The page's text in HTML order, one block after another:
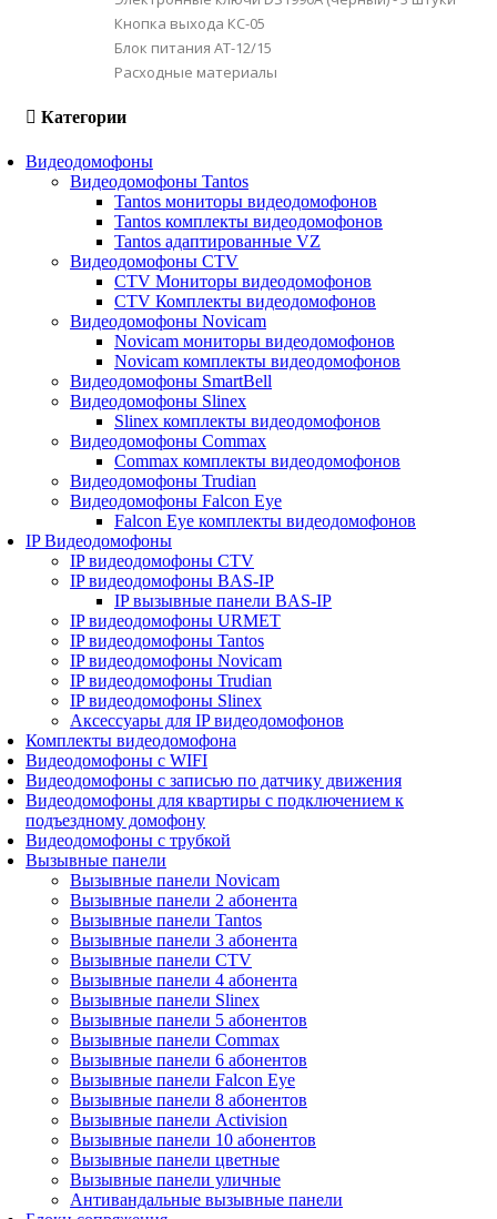
Кнопка выхода КС-05
Блок питания AT-12/15
Расходные материалы
Категории
Видеодомофоны
Видеодомофоны Tantos
Tantos мониторы видеодомофонов
Tantos комплекты видеодомофонов
Tantos адаптированные VZ
Видеодомофоны CTV
CTV Мониторы видеодомофонов
CTV Комплекты видеодомофонов
Видеодомофоны Novicam
Novicam мониторы видеодомофонов
Novicam комплекты видеодомофонов
Видеодомофоны SmartBell
Видеодомофоны Slinex
Slinex комплекты видеодомофонов
Видеодомофоны Commax
Commax комплекты видеодомофонов
Видеодомофоны Trudian
Видеодомофоны Falcon Eye
Falcon Eye комплекты видеодомофонов
IP Видеодомофоны
IP видеодомофоны CTV
IP видеодомофоны BAS-IP
IP вызывные панели BAS-IP
IP видеодомофоны URMET
IP видеодомофоны Tantos
IP видеодомофоны Novicam
IP видеодомофоны Trudian
IP видеодомофоны Slinex
Аксессуары для IP видеодомофонов
Комплекты видеодомофона
Видеодомофоны с WIFI
Видеодомофоны с записью по датчику движения
Видеодомофоны для квартиры с подключением к
подъездному домофону
Видеодомофоны с трубкой
Вызывные панели
Вызывные панели Novicam
Вызывные панели 2 абонента
Вызывные панели Tantos
Вызывные панели 3 абонента
Вызывные панели CTV
Вызывные панели 4 абонента
Вызывные панели Slinex
Вызывные панели 5 абонентов
Вызывные панели Commax
Вызывные панели 6 абонентов
Вызывные панели Falcon Eye
Вызывные панели 8 абонентов
Вызывные панели Activision
Вызывные панели 10 абонентов
Вызывные панели цветные
Вызывные панели уличные
Антивандальные вызывные панели